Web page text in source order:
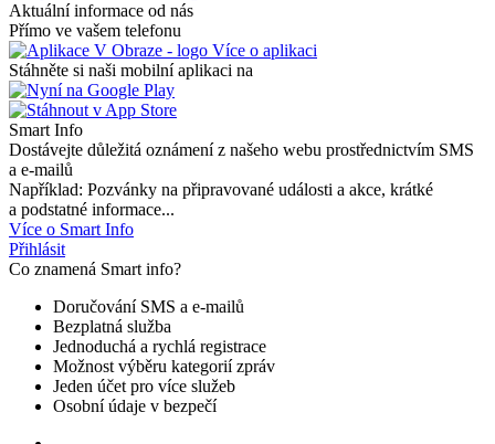
Aktuální informace od nás
Přímo ve vašem telefonu
Více o aplikaci
Stáhněte si naši mobilní aplikaci na
Smart Info
Dostávejte důležitá oznámení z našeho webu prostřednictvím SMS
a e-mailů
Například: Pozvánky na připravované události a akce, krátké
a podstatné informace...
Více o Smart Info
Přihlásit
Co znamená Smart info?
Doručování SMS a e-mailů
Bezplatná služba
Jednoduchá a rychlá registrace
Možnost výběru kategorií zpráv
Jeden účet pro více služeb
Osobní údaje v bezpečí